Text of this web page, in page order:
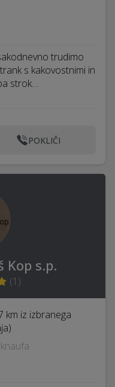
trudimo
s kakovostnimi in
strok…
POKLIČI
Kop s.p.
(1 )
km iz izbranega